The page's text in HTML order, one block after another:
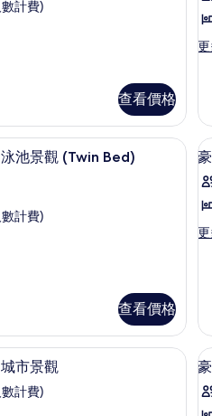
有
景
觀
的
計費)
查看價格
房
更
房
的
詳
情
豪華客房, 1 張特大雙人床, 泳池景觀
池景觀 (Twin Bed)
計費)
查看價格
豪
更
的
詳
情
49-吋 LCD 液晶電視、有線頻道、電視
市景觀
計費)
豪